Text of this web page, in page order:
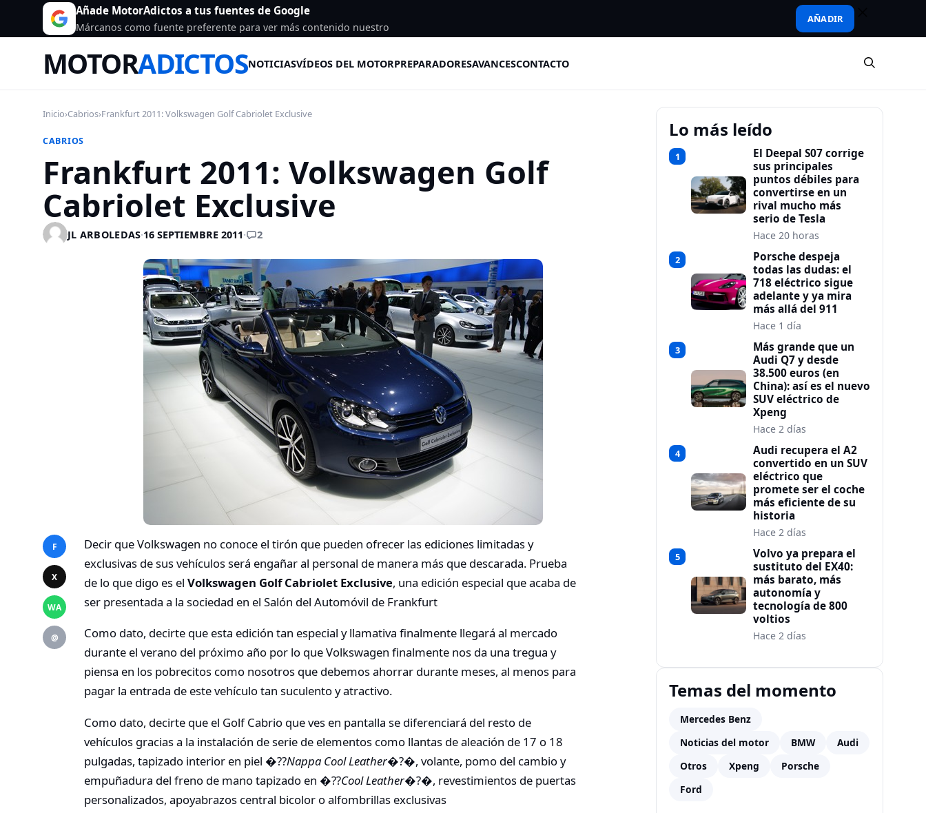
Añade MotorAdictos a tus fuentes de Google
Márcanos como fuente preferente para ver más contenido nuestro
AÑADIR
MOTORADICTOSNOTICIASVÍDEOS DEL MOTORPREPARADORESAVANCESCONTACTO
Inicio›Cabrios›Frankfurt 2011: Volkswagen Golf Cabriolet Exclusive
CABRIOS
Frankfurt 2011: Volkswagen Golf
Cabriolet Exclusive
JL ARBOLEDAS·16 SEPTIEMBRE 2011· 2
F
X
WA
@
Decir que Volkswagen no conoce el tirón que pueden ofrecer las ediciones limitadas y
exclusivas de sus vehículos será engañar al personal de manera más que descarada. Prueba
de lo que digo es el Volkswagen Golf Cabriolet Exclusive, una edición especial que acaba de
ser presentada a la sociedad en el Salón del Automóvil de Frankfurt
Como dato, decirte que esta edición tan especial y llamativa finalmente llegará al mercado
durante el verano del próximo año por lo que Volkswagen finalmente nos da una tregua y
piensa en los pobrecitos como nosotros que debemos ahorrar durante meses, al menos para
pagar la entrada de este vehículo tan suculento y atractivo.
Como dato, decirte que el Golf Cabrio que ves en pantalla se diferenciará del resto de
vehículos gracias a la instalación de serie de elementos como llantas de aleación de 17 o 18
pulgadas, tapizado interior en piel �??Nappa Cool Leather�?�, volante, pomo del cambio y
empuñadura del freno de mano tapizado en �??Cool Leather�?�, revestimientos de puertas
personalizados, apoyabrazos central bicolor o alfombrillas exclusivas
Lo más leído
1
El Deepal S07 corrige
sus principales
puntos débiles para
convertirse en un
rival mucho más
serio de Tesla
Hace 20 horas
2
Porsche despeja
todas las dudas: el
718 eléctrico sigue
adelante y ya mira
más allá del 911
Hace 1 día
3
Más grande que un
Audi Q7 y desde
38.500 euros (en
China): así es el nuevo
SUV eléctrico de
Xpeng
Hace 2 días
4
Audi recupera el A2
convertido en un SUV
eléctrico que
promete ser el coche
más eficiente de su
historia
Hace 2 días
5
Volvo ya prepara el
sustituto del EX40:
más barato, más
autonomía y
tecnología de 800
voltios
Hace 2 días
Temas del momento
Mercedes Benz
Noticias del motor
BMW
Audi
Otros
Xpeng
Porsche
Ford